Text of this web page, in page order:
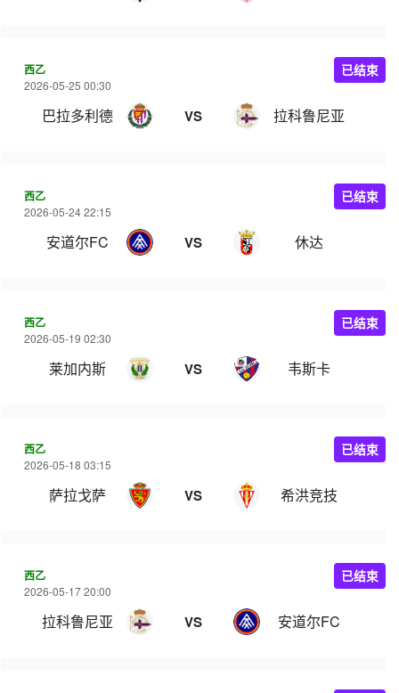
西乙
2026-05-25 00:30
巴拉多利德 VS 拉科鲁尼亚
已结束
西乙
2026-05-24 22:15
安道尔FC VS 休达
已结束
西乙
2026-05-19 02:30
莱加内斯 VS 韦斯卡
已结束
西乙
2026-05-18 03:15
萨拉戈萨 VS 希洪竞技
已结束
西乙
2026-05-17 20:00
拉科鲁尼亚 VS 安道尔FC
已结束